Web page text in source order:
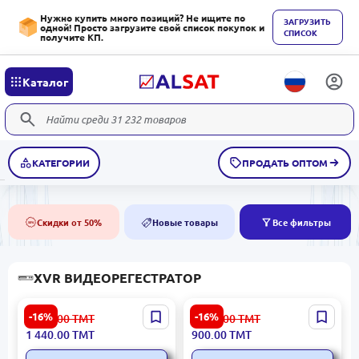
Нужно купить много позиций? Не ищите по
одной! Просто загрузите свой список покупок и
получите КП.
ЗАГРУЗИТЬ
СПИСОК
Каталог
КАТЕГОРИИ ПРОДАТЬ ОПТОМ
50% Скидки от 50% NEW Новые товары Все фильтры
XVR ВИДЕОРЕГЕСТРАТОР
-16%
HIKVISION iDS-7208HQHI-
M1/FA | Гибридный
видеорегистратор 8+4
канала, распознавание
1 726.00ТМТ
1 440.00ТМТ
-16%
HIKVISION iDS-7204HQHI-
M1/S | Гибридный HD-TVI
DVR 4Кан AcuSense
1 080.00ТМТ
900.00ТМТ